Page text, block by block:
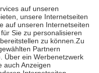
mehr als die tatsächlichen
für Online-Apotheken.
beträgt die
zehn Euro je
ihre eigene Gesundheit zu